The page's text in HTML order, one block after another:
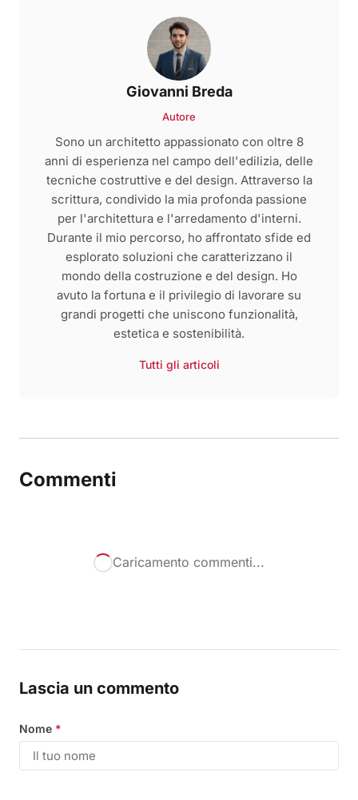
Giovanni Breda
Autore
Sono un architetto appassionato con oltre 8
anni di esperienza nel campo dell'edilizia, delle
tecniche costruttive e del design. Attraverso la
scrittura, condivido la mia profonda passione
per l'architettura e l'arredamento d'interni.
Durante il mio percorso, ho affrontato sfide ed
esplorato soluzioni che caratterizzano il
mondo della costruzione e del design. Ho
avuto la fortuna e il privilegio di lavorare su
grandi progetti che uniscono funzionalità,
estetica e sostenibilità.
Tutti gli articoli
Commenti
Caricamento commenti...
Lascia un commento
Nome *